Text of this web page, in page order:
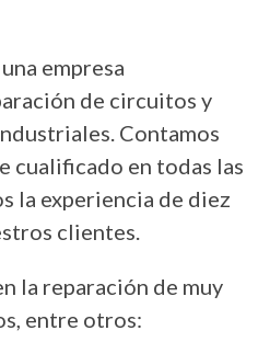
empresa
de circuitos y
Contamos
cualificado en todas las
la experiencia de diez
clientes.
la reparación de muy
entre otros: